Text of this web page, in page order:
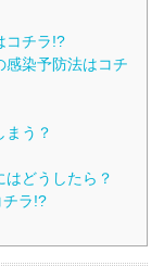
コチラ!?
感染予防法はコチ
まう？
どうしたら？
チラ!?